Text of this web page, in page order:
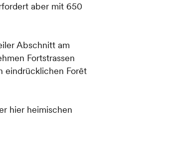
aber mit 650
Abschnitt am
Fortstrassen
eindrücklichen Forêt
hier heimischen
die Skipiste